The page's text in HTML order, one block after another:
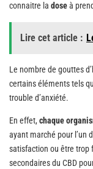
connaitre la doseà
Lire cet article :
Le nombre de gouttes
certains éléments tels
trouble d’anxiété.
En effet, chaque
ayant marché pour l’un
satisfaction ou être trop
secondaires du CBD